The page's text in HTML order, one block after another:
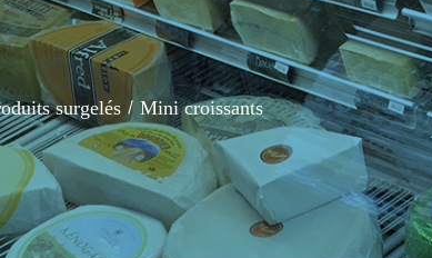
surgelés Mini croissants